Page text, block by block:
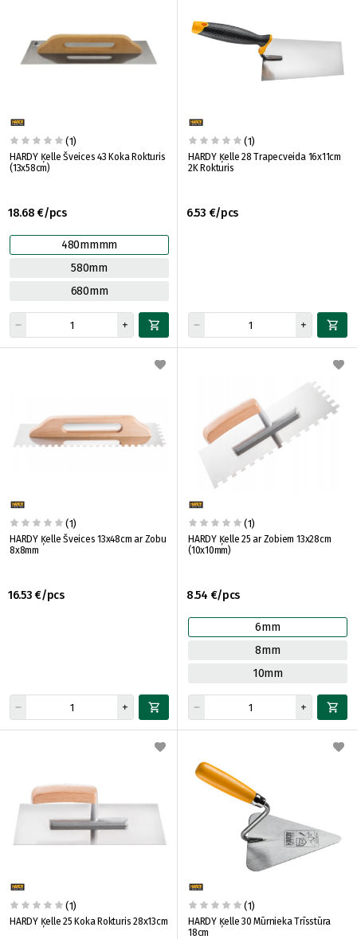
(1)
HARDY Ķelle Šveices 43 Koka Rokturis
(13x58cm)
18.68 €/pcs
480mmmm
580mm
680mm
(1)
HARDY Ķelle 28 Trapecveida 16x11cm
2K Rokturis
6.53 €/pcs
(1)
HARDY Ķelle Šveices 13x48cm ar Zobu
8x8mm
16.53 €/pcs
(1)
HARDY Ķelle 25 ar Zobiem 13x28cm
(10x10mm)
8.54 €/pcs
6mm
8mm
10mm
(1)
HARDY Ķelle 25 Koka Rokturis 28x13cm
(1)
HARDY Ķelle 30 Mūrnieka Trīsstūra
18cm